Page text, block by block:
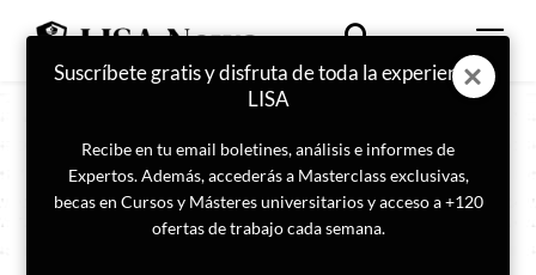
Suscríbete gratis y disfruta de toda la experiencia
LISA
Recibe en tu email boletines, análisis e informes de
Expertos. Además, accederás a Masterclass exclusivas,
becas en Cursos y Másteres universitarios y acceso a +120
ofertas de trabajo cada semana.